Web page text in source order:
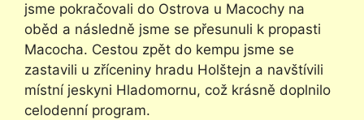
jsme pokračovali do Ostrova u Macochy na
oběd a následně jsme se přesunuli k propasti
Macocha. Cestou zpět do kempu jsme se
zastavili u zříceniny hradu Holštejn a navštívili
místní jeskyni Hladomornu, což krásně doplnilo
celodenní program.